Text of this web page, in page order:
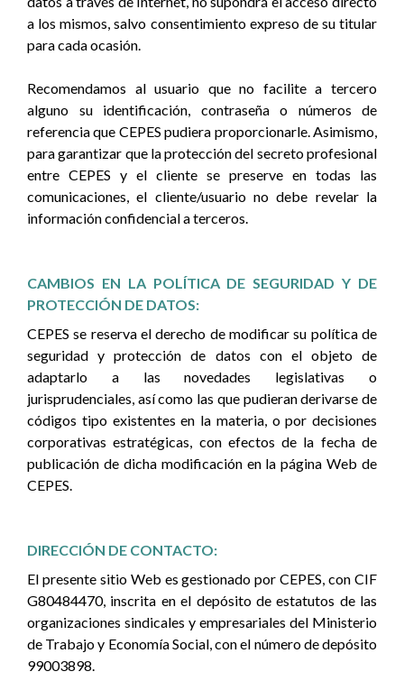
a los mismos, salvo consentimiento expreso de su titular
para cada ocasión.
Recomendamos al usuario que no facilite a tercero
alguno su identificación, contraseña o números de
referencia que CEPES pudiera proporcionarle. Asimismo,
para garantizar que la protección del secreto profesional
entre CEPES y el cliente se preserve en todas las
comunicaciones, el cliente/usuario no debe revelar la
información confidencial a terceros.
CAMBIOS EN LA POLÍTICA DE SEGURIDAD Y DE
PROTECCIÓN DE DATOS:
CEPES se reserva el derecho de modificar su política de
seguridad y protección de datos con el objeto de
adaptarlo a las novedades legislativas o
jurisprudenciales, así como las que pudieran derivarse de
códigos tipo existentes en la materia, o por decisiones
corporativas estratégicas, con efectos de la fecha de
publicación de dicha modificación en la página Web de
CEPES.
DIRECCIÓN DE CONTACTO:
El presente sitio Web es gestionado por CEPES, con CIF
G80484470, inscrita en el depósito de estatutos de las
organizaciones sindicales y empresariales del Ministerio
de Trabajo y Economía Social, con el número de depósito
99003898.